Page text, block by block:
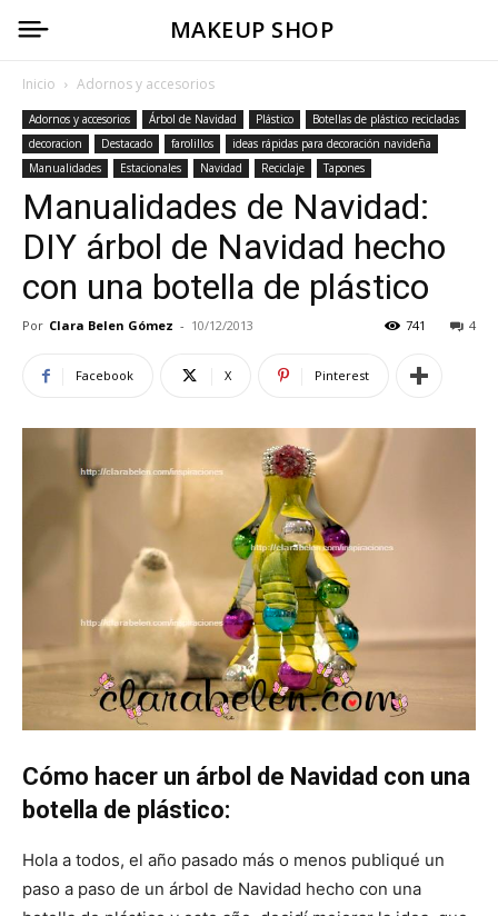
MAKEUP SHOP
Inicio Adornos y accesorios
Adornos y accesorios Árbol de Navidad Plástico
Botellas de plástico recicladas
decoracion
Destacado farolillos
ideas rápidas para decoración navideña
Manualidades
Estacionales Navidad Reciclaje Tapones
Manualidades de Navidad:
DIY árbol de Navidad hecho
con una botella de plástico
Por Clara Belen Gómez - 10/12/2013 4
741
Facebook X Pinterest
Cómo hacer un árbol de Navidad con una
botella de plástico:
Hola a todos, el año pasado más o menos publiqué un
paso a paso de un árbol de Navidad hecho con una